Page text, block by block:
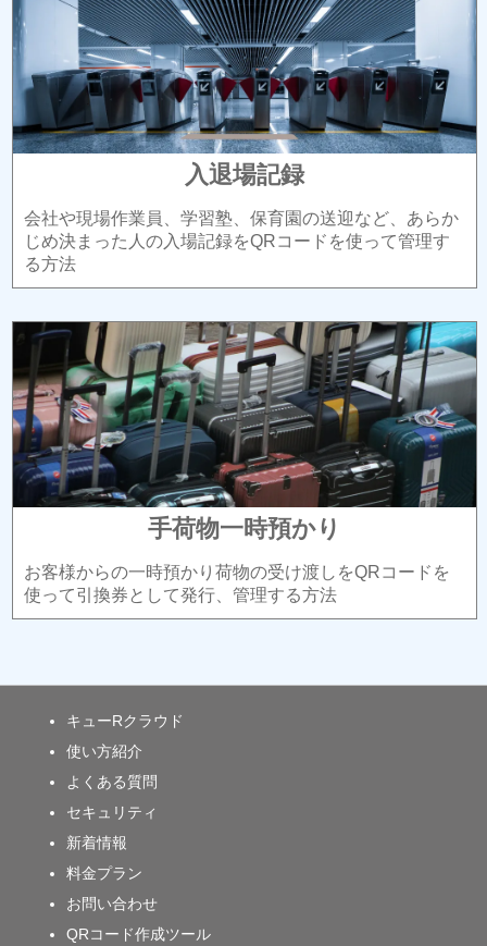
入退場記録
会社や現場作業員、学習塾、保育園の送迎など、あらか
じめ決まった人の入場記録をQRコードを使って管理す
る方法
手荷物一時預かり
お客様からの一時預かり荷物の受け渡しをQRコードを
使って引換券として発行、管理する方法
キューRクラウド
使い方紹介
よくある質問
セキュリティ
新着情報
料金プラン
お問い合わせ
QRコード作成ツール